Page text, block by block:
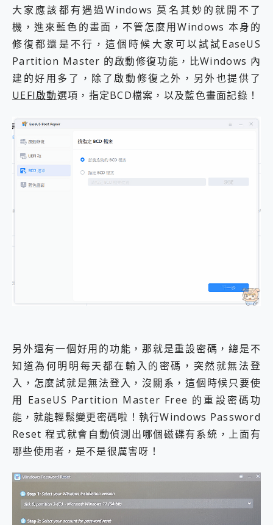
大家應該都有遇過Windows 莫名其妙的就開不了
機，進來藍色的畫面，不管怎麼用Windows 本身的
修復都還是不行，這個時候大家可以試試EaseUS
Partition Master 的啟動修復功能，比Windows 內
建的好用多了，除了啟動修復之外，另外也提供了
UEFI啟動選項，指定BCD檔案，以及藍色畫面記錄！
另外還有一個好用的功能，那就是重設密碼，總是不
知道為何明明每天都在輸入的密碼，突然就無法登
入，怎麼試就是無法登入，沒關系，這個時候只要使
用 EaseUS Partition Master Free 的重設密碼功
能，就能輕鬆變更密碼啦！執行Windows Password
Reset 程式就會自動偵測出哪個磁碟有系統，上面有
哪些使用者，是不是很厲害呀！